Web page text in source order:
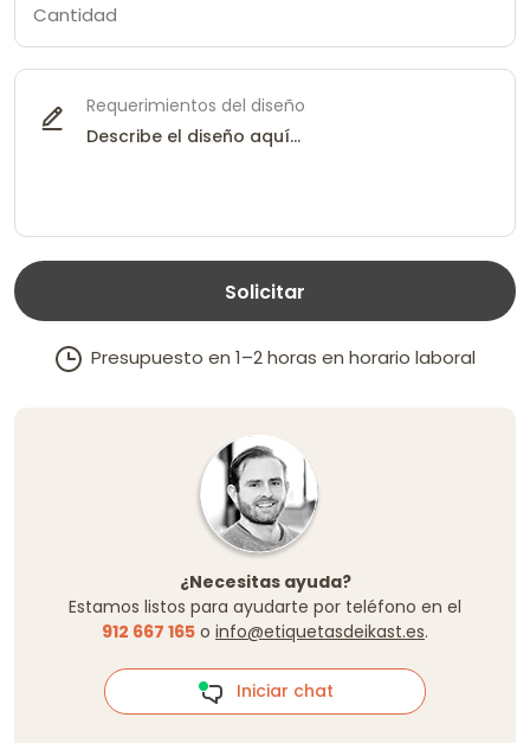
Requerimientos del diseño
Solicitar
Presupuesto en 1–2 horas en horario laboral
¿Necesitas ayuda?
Estamos listos para ayudarte por teléfono en el
912 667 165 o info@etiquetasdeikast.es.
Iniciar chat